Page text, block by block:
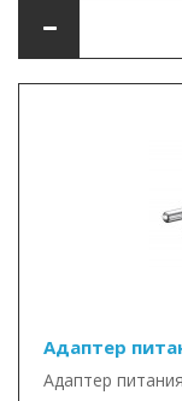
Адаптер
Адаптер